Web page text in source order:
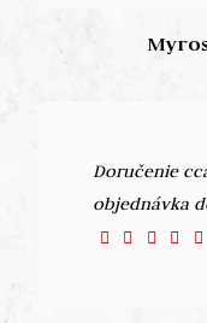
Doručenie
objednávka